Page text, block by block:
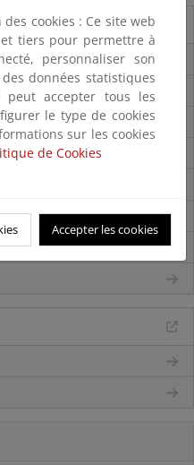
cookies : Ce site web
tiers pour permettre à
personnaliser son
données statistiques
peut accepter tous les
le type de cookies
sur les cookies
de Cookies
Accepter les cookies